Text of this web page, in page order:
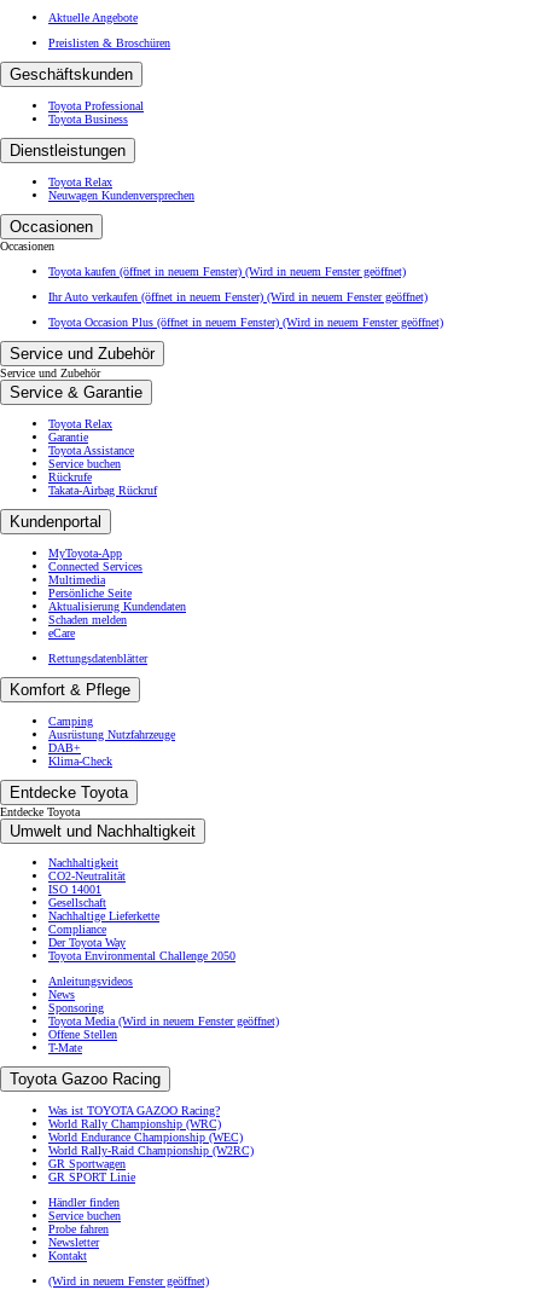
Aktuelle Angebote
Preislisten & Broschüren
Geschäftskunden
Toyota Professional
Toyota Business
Dienstleistungen
Toyota Relax
Neuwagen Kundenversprechen
Occasionen
Occasionen
Toyota kaufen (öffnet in neuem Fenster) (Wird in neuem Fenster geöffnet)
Ihr Auto verkaufen (öffnet in neuem Fenster) (Wird in neuem Fenster geöffnet)
Toyota Occasion Plus (öffnet in neuem Fenster) (Wird in neuem Fenster geöffnet)
Service und Zubehör
Service und Zubehör
Service & Garantie
Toyota Relax
Garantie
Toyota Assistance
Service buchen
Rückrufe
Takata-Airbag Rückruf
Kundenportal
MyToyota-App
Connected Services
Multimedia
Persönliche Seite
Aktualisierung Kundendaten
Schaden melden
eCare
Rettungsdatenblätter
Komfort & Pflege
Camping
Ausrüstung Nutzfahrzeuge
DAB+
Klima-Check
Entdecke Toyota
Entdecke Toyota
Umwelt und Nachhaltigkeit
Nachhaltigkeit
CO2-Neutralität
ISO 14001
Gesellschaft
Nachhaltige Lieferkette
Compliance
Der Toyota Way
Toyota Environmental Challenge 2050
Anleitungsvideos
News
Sponsoring
Toyota Media (Wird in neuem Fenster geöffnet)
Offene Stellen
T-Mate
Toyota Gazoo Racing
Was ist TOYOTA GAZOO Racing?
World Rally Championship (WRC)
World Endurance Championship (WEC)
World Rally-Raid Championship (W2RC)
GR Sportwagen
GR SPORT Linie
Händler finden
Service buchen
Probe fahren
Newsletter
Kontakt
(Wird in neuem Fenster geöffnet)